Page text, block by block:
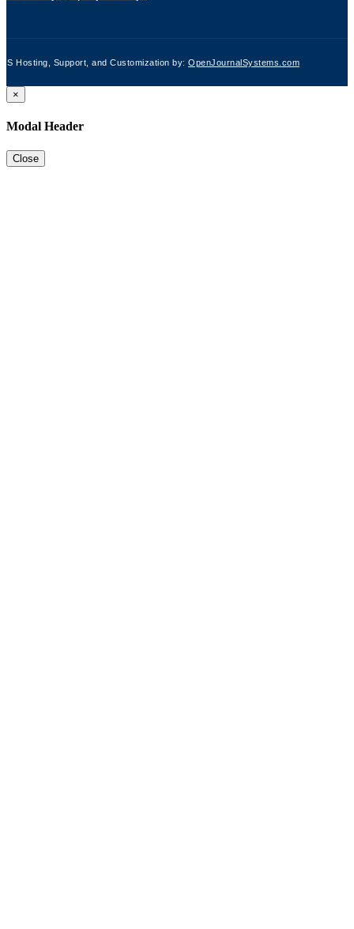
Hosting, Support, and Customization by: OpenJournalSystems.com
×
Modal Header
Close